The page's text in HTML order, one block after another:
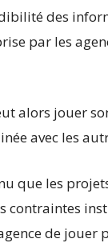
des
par les
alors jouer
avec les
que les
contraintes
de jouer